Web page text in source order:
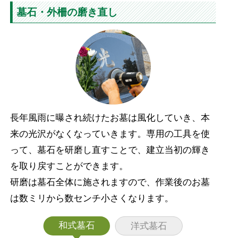
墓石・外柵の磨き直し
長年風雨に曝され続けたお墓は風化していき、本
来の光沢がなくなっていきます。専用の工具を使
って、墓石を研磨し直すことで、建立当初の輝き
を取り戻すことができます。
研磨は墓石全体に施されますので、作業後のお墓
は数ミリから数センチ小さくなります。
和式墓石 洋式墓石